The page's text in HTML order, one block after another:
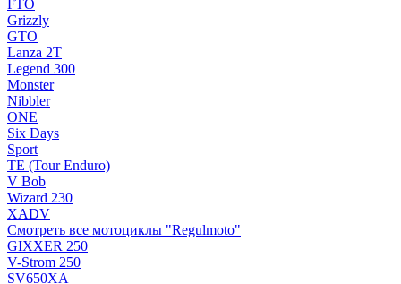
FTO
Grizzly
GTO
Lanza 2T
Legend 300
Monster
Nibbler
ONE
Six Days
Sport
TE (Tour Enduro)
V Bob
Wizard 230
XADV
Смотреть все мотоциклы "Regulmoto"
GIXXER 250
V-Strom 250
SV650XA